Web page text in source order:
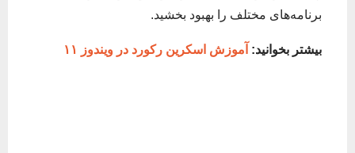
برنامه‌های مختلف را بهبود بخشید.
بیشتر بخوانید: آموزش اسکرین رکورد در ویندوز ۱۱